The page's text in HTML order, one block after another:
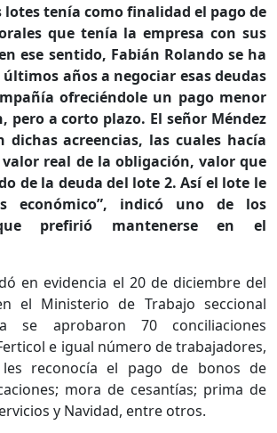
lotes tenía como finalidad el pago de
que tenía la empresa con sus
ese sentido, Fabián Rolando se ha
años a negociar esas deudas
ofreciéndole un pago menor
pero a corto plazo. El señor Méndez
dichas acreencias, las cuales hacía
real de la obligación, valor que
de la deuda del lote 2. Así el lote le
económico”, indicó uno de los
prefirió mantenerse en el
en evidencia el 20 de diciembre del
el Ministerio de Trabajo seccional
se aprobaron 70 conciliaciones
e igual número de trabajadores,
reconocía el pago de bonos de
mora de cesantías; prima de
y Navidad, entre otros.